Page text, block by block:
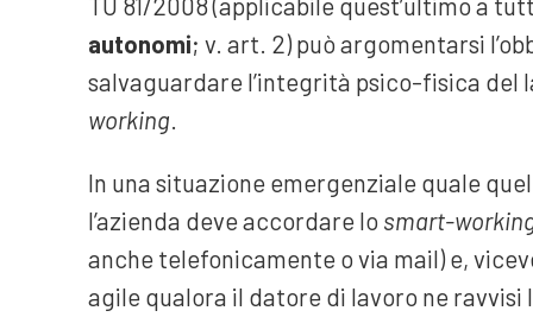
autonomi; v. art. 2) può argomentarsi
salvaguardare l’integrità psico-fisica del
working.
In una situazione emergenziale quale
l’azienda deve accordare lo smart-
anche telefonicamente o via mail) e,
agile qualora il datore di lavoro ne